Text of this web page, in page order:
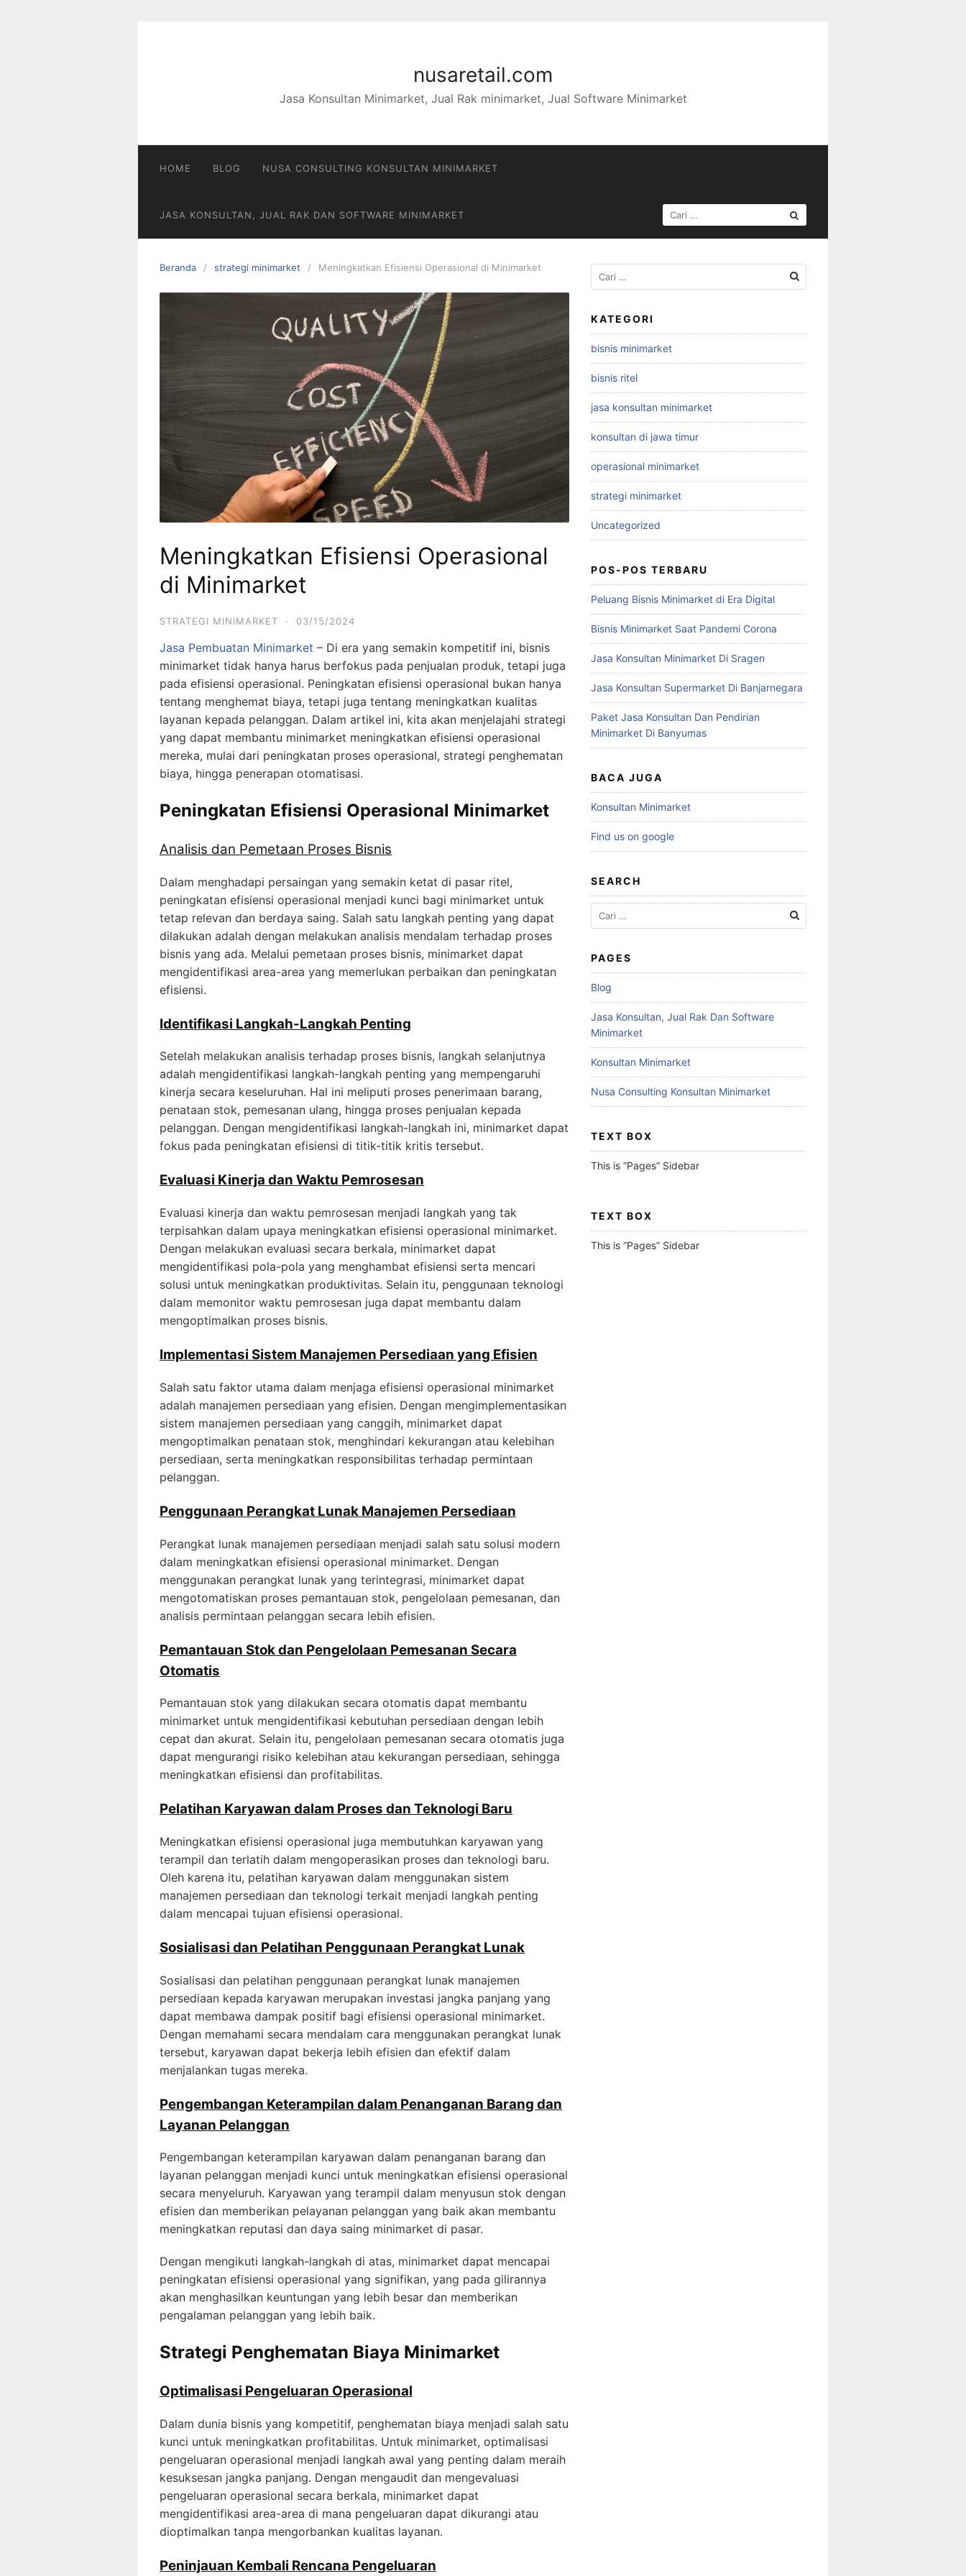
nusaretail.com
Jasa Konsultan Minimarket, Jual Rak minimarket, Jual Software Minimarket
HOME BLOG NUSA CONSULTING KONSULTAN MINIMARKET
JASA KONSULTAN, JUAL RAK DAN SOFTWARE MINIMARKET
CARI
UNTUK:
Beranda strategi minimarket Meningkatkan Efisiensi Operasional di Minimarket
Meningkatkan Efisiensi Operasional
di Minimarket
STRATEGI MINIMARKET · 03/15/2024
Jasa Pembuatan Minimarket – Di era yang semakin kompetitif ini, bisnis
minimarket tidak hanya harus berfokus pada penjualan produk, tetapi juga
pada efisiensi operasional. Peningkatan efisiensi operasional bukan hanya
tentang menghemat biaya, tetapi juga tentang meningkatkan kualitas
layanan kepada pelanggan. Dalam artikel ini, kita akan menjelajahi strategi
yang dapat membantu minimarket meningkatkan efisiensi operasional
mereka, mulai dari peningkatan proses operasional, strategi penghematan
biaya, hingga penerapan otomatisasi.
Peningkatan Efisiensi Operasional Minimarket
Analisis dan Pemetaan Proses Bisnis
Dalam menghadapi persaingan yang semakin ketat di pasar ritel,
peningkatan efisiensi operasional menjadi kunci bagi minimarket untuk
tetap relevan dan berdaya saing. Salah satu langkah penting yang dapat
dilakukan adalah dengan melakukan analisis mendalam terhadap proses
bisnis yang ada. Melalui pemetaan proses bisnis, minimarket dapat
mengidentifikasi area-area yang memerlukan perbaikan dan peningkatan
efisiensi.
Identifikasi Langkah-Langkah Penting
Setelah melakukan analisis terhadap proses bisnis, langkah selanjutnya
adalah mengidentifikasi langkah-langkah penting yang mempengaruhi
kinerja secara keseluruhan. Hal ini meliputi proses penerimaan barang,
penataan stok, pemesanan ulang, hingga proses penjualan kepada
pelanggan. Dengan mengidentifikasi langkah-langkah ini, minimarket dapat
fokus pada peningkatan efisiensi di titik-titik kritis tersebut.
Evaluasi Kinerja dan Waktu Pemrosesan
Evaluasi kinerja dan waktu pemrosesan menjadi langkah yang tak
terpisahkan dalam upaya meningkatkan efisiensi operasional minimarket.
Dengan melakukan evaluasi secara berkala, minimarket dapat
mengidentifikasi pola-pola yang menghambat efisiensi serta mencari
solusi untuk meningkatkan produktivitas. Selain itu, penggunaan teknologi
dalam memonitor waktu pemrosesan juga dapat membantu dalam
mengoptimalkan proses bisnis.
Implementasi Sistem Manajemen Persediaan yang Efisien
Salah satu faktor utama dalam menjaga efisiensi operasional minimarket
adalah manajemen persediaan yang efisien. Dengan mengimplementasikan
sistem manajemen persediaan yang canggih, minimarket dapat
mengoptimalkan penataan stok, menghindari kekurangan atau kelebihan
persediaan, serta meningkatkan responsibilitas terhadap permintaan
pelanggan.
Penggunaan Perangkat Lunak Manajemen Persediaan
Perangkat lunak manajemen persediaan menjadi salah satu solusi modern
dalam meningkatkan efisiensi operasional minimarket. Dengan
menggunakan perangkat lunak yang terintegrasi, minimarket dapat
mengotomatiskan proses pemantauan stok, pengelolaan pemesanan, dan
analisis permintaan pelanggan secara lebih efisien.
Pemantauan Stok dan Pengelolaan Pemesanan Secara
Otomatis
Pemantauan stok yang dilakukan secara otomatis dapat membantu
minimarket untuk mengidentifikasi kebutuhan persediaan dengan lebih
cepat dan akurat. Selain itu, pengelolaan pemesanan secara otomatis juga
dapat mengurangi risiko kelebihan atau kekurangan persediaan, sehingga
meningkatkan efisiensi dan profitabilitas.
Pelatihan Karyawan dalam Proses dan Teknologi Baru
Meningkatkan efisiensi operasional juga membutuhkan karyawan yang
terampil dan terlatih dalam mengoperasikan proses dan teknologi baru.
Oleh karena itu, pelatihan karyawan dalam menggunakan sistem
manajemen persediaan dan teknologi terkait menjadi langkah penting
dalam mencapai tujuan efisiensi operasional.
Sosialisasi dan Pelatihan Penggunaan Perangkat Lunak
Sosialisasi dan pelatihan penggunaan perangkat lunak manajemen
persediaan kepada karyawan merupakan investasi jangka panjang yang
dapat membawa dampak positif bagi efisiensi operasional minimarket.
Dengan memahami secara mendalam cara menggunakan perangkat lunak
tersebut, karyawan dapat bekerja lebih efisien dan efektif dalam
menjalankan tugas mereka.
Pengembangan Keterampilan dalam Penanganan Barang dan
Layanan Pelanggan
Pengembangan keterampilan karyawan dalam penanganan barang dan
layanan pelanggan menjadi kunci untuk meningkatkan efisiensi operasional
secara menyeluruh. Karyawan yang terampil dalam menyusun stok dengan
efisien dan memberikan pelayanan pelanggan yang baik akan membantu
meningkatkan reputasi dan daya saing minimarket di pasar.
Dengan mengikuti langkah-langkah di atas, minimarket dapat mencapai
peningkatan efisiensi operasional yang signifikan, yang pada gilirannya
akan menghasilkan keuntungan yang lebih besar dan memberikan
pengalaman pelanggan yang lebih baik.
Strategi Penghematan Biaya Minimarket
Optimalisasi Pengeluaran Operasional
Dalam dunia bisnis yang kompetitif, penghematan biaya menjadi salah satu
kunci untuk meningkatkan profitabilitas. Untuk minimarket, optimalisasi
pengeluaran operasional menjadi langkah awal yang penting dalam meraih
kesuksesan jangka panjang. Dengan mengaudit dan mengevaluasi
pengeluaran operasional secara berkala, minimarket dapat
mengidentifikasi area-area di mana pengeluaran dapat dikurangi atau
dioptimalkan tanpa mengorbankan kualitas layanan.
Peninjauan Kembali Rencana Pengeluaran
Cari
untuk:
KATEGORI
bisnis minimarket
bisnis ritel
jasa konsultan minimarket
konsultan di jawa timur
operasional minimarket
strategi minimarket
Uncategorized
POS-POS TERBARU
Peluang Bisnis Minimarket di Era Digital
Bisnis Minimarket Saat Pandemi Corona
Jasa Konsultan Minimarket Di Sragen
Jasa Konsultan Supermarket Di Banjarnegara
Paket Jasa Konsultan Dan Pendirian
Minimarket Di Banyumas
BACA JUGA
Konsultan Minimarket
Find us on google
SEARCH
Cari
untuk:
PAGES
Blog
Jasa Konsultan, Jual Rak Dan Software
Minimarket
Konsultan Minimarket
Nusa Consulting Konsultan Minimarket
TEXT BOX
This is “Pages” Sidebar
TEXT BOX
This is “Pages” Sidebar